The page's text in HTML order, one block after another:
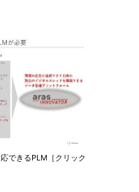
できるPLM［クリック